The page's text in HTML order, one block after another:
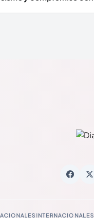
INTERNACIONALES